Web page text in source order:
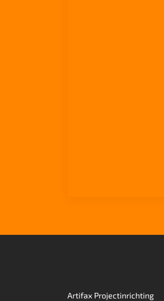
Artifax Projectinrichting